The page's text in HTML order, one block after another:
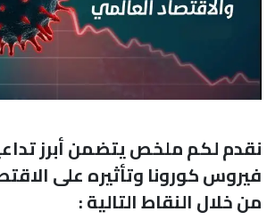
نقدم لكم ملخص يتضمن أبرز
فيروس كورونا وتأثيره على
من خلال النقاط التالية :